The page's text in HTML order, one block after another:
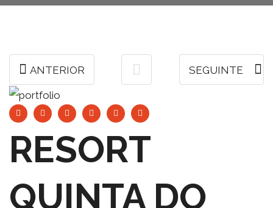
ANTERIOR SEGUINTE
RESORT
QUINTA DO